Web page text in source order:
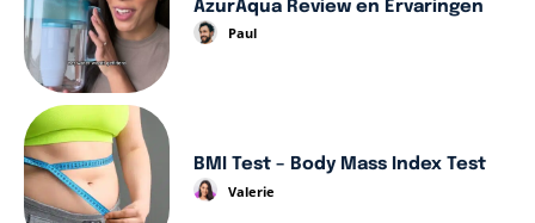
AzurAqua Review en Ervaringen
Paul
BMI Test – Body Mass Index Test
Valerie